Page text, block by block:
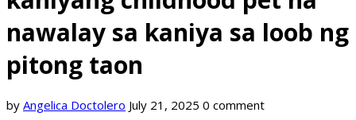
nawalay sa kaniya sa loob ng
pitong taon
by Angelica Doctolero July 21, 2025 0 comment